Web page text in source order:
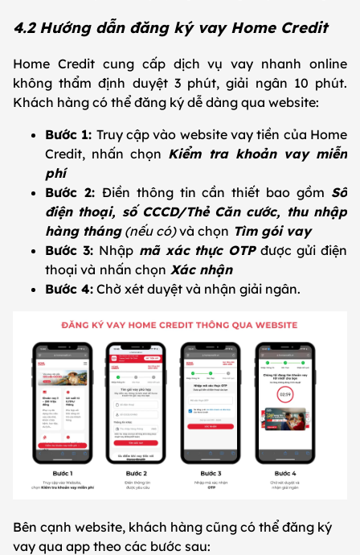
4.2 Hướng dẫn đăng ký vay Home Credit
Home Credit cung cấp dịch vụ vay nhanh online
không thẩm định duyệt 3 phút, giải ngân 10 phút.
Khách hàng có thể đăng ký dễ dàng qua website:
Bước 1: Truy cập vào website vay tiền của Home
Credit, nhấn chọn Kiểm tra khoản vay miễn
phí
Bước 2: Điền thông tin cần thiết bao gồm Số
điện thoại, số CCCD/Thẻ Căn cước, thu nhập
hàng tháng(nếu có)và chọn Tìm gói vay
Bước 3: Nhập mã xác thực OTP được gửi điện
thoại và nhấn chọn Xác nhận
Bước 4: Chờ xét duyệt và nhận giải ngân.
Bên cạnh website, khách hàng cũng có thể đăng ký
vay qua app theo các bước sau: